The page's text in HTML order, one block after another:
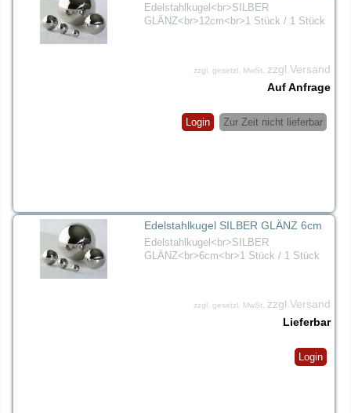
Edelstahlkugel<br>SILBER
GLÄNZ<br>12cm<br>1 Stück / 1 Stück
zzgl. gesetzl. MwSt.
zzgl.Versand
Auf Anfrage
Zur Zeit nicht lieferbar
Login
Edelstahlkugel SILBER GLÄNZ 6cm
Edelstahlkugel<br>SILBER
GLÄNZ<br>6cm<br>1 Stück / 1 Stück
zzgl. gesetzl. MwSt.
zzgl.Versand
Lieferbar
Login